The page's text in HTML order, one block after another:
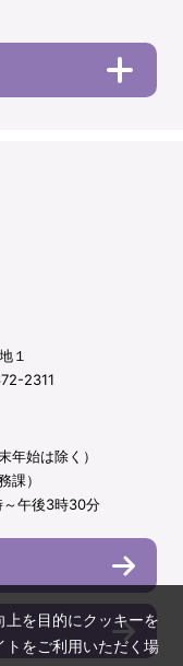
１
2311
年始は除く）
課）
～午後3時30分
上を目的にクッキーを
トをご利用いただく場